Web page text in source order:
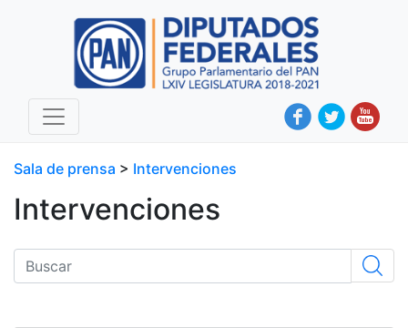
Sala de prensa > Intervenciones
Intervenciones